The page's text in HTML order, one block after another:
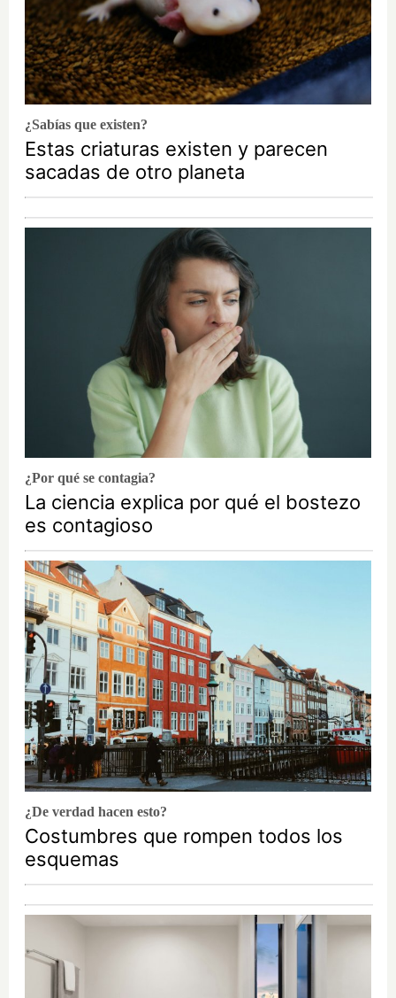
¿Sabías que existen?
Estas criaturas existen y parecen
sacadas de otro planeta
¿Por qué se contagia?
La ciencia explica por qué el bostezo
es contagioso
¿De verdad hacen esto?
Costumbres que rompen todos los
esquemas